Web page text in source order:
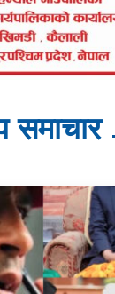
समाचार